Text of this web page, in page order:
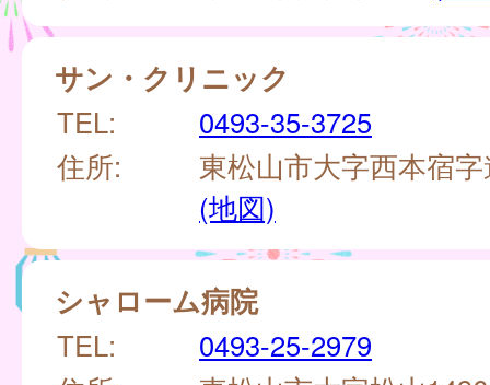
サン・クリニック
TEL:
0493-35-3725
住所:
東松山市大字西本宿
(地図)
シャローム病院
TEL:
0493-25-2979